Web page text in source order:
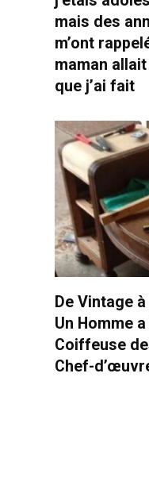
mais des
m’ont
maman
que j’ai fait
De Vintage
Un Homme
Coiffeuse
Chef-